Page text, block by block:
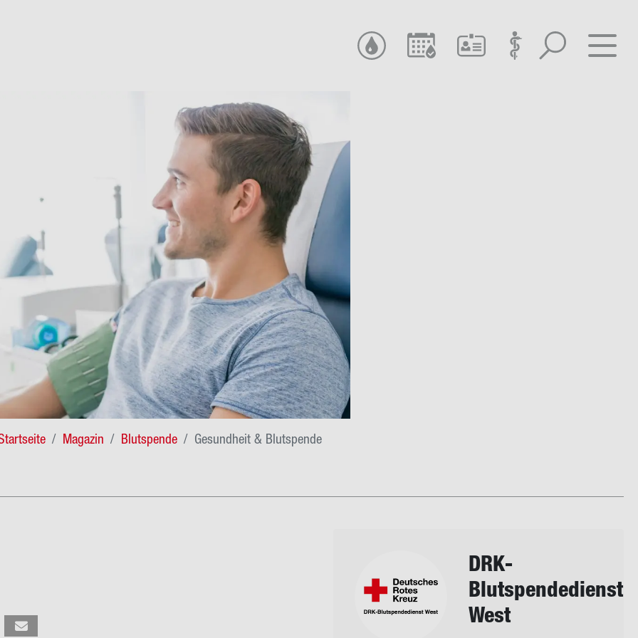
TERMIN SUCHEN
Magazin Blutspende Gesundheit & Blutspende
SUCHEN
DRK-​
Blutspendedienst
West